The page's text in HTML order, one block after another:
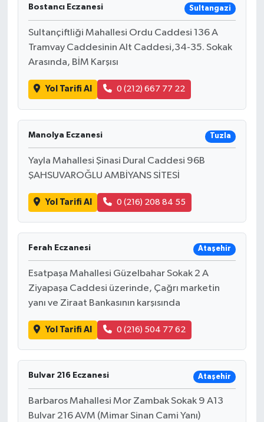
Bostancı Eczanesi Sultangazi
Sultançiftliği Mahallesi Ordu Caddesi 136 A
Tramvay Caddesinin Alt Caddesi,34-35. Sokak
Arasında, BİM Karşısı
Yol Tarifi Al 0 (212) 667 77 22
Manolya Eczanesi Tuzla
Yayla Mahallesi Şinasi Dural Caddesi 96B
ŞAHSUVAROĞLU AMBİYANS SİTESİ
Yol Tarifi Al 0 (216) 208 84 55
Ferah Eczanesi Ataşehir
Esatpaşa Mahallesi Güzelbahar Sokak 2 A
Ziyapaşa Caddesi üzerinde, Çağrı marketin
yanı ve Ziraat Bankasının karşısında
Yol Tarifi Al 0 (216) 504 77 62
Bulvar 216 Eczanesi Ataşehir
Barbaros Mahallesi Mor Zambak Sokak 9 A13
Bulvar 216 AVM (Mimar Sinan Cami Yanı)